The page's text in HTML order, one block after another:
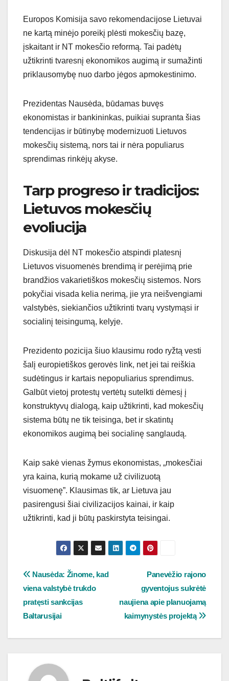
Europos Komisija savo rekomendacijose Lietuvai
ne kartą minėjo poreikį plėsti mokesčių bazę,
įskaitant ir NT mokesčio reformą. Tai padėtų
užtikrinti tvaresnį ekonomikos augimą ir sumažinti
priklausomybę nuo darbo jėgos apmokestinimo.
Prezidentas Nausėda, būdamas buvęs
ekonomistas ir bankininkas, puikiai supranta šias
tendencijas ir būtinybę modernizuoti Lietuvos
mokesčių sistemą, nors tai ir nėra populiarus
sprendimas rinkėjų akyse.
Tarp progreso ir tradicijos:
Lietuvos mokesčių
evoliucija
Diskusija dėl NT mokesčio atspindi platesnį
Lietuvos visuomenės brendimą ir perėjimą prie
brandžios vakarietiškos mokesčių sistemos. Nors
pokyčiai visada kelia nerimą, jie yra neišvengiami
valstybės, siekiančios užtikrinti tvarų vystymąsi ir
socialinį teisingumą, kelyje.
Prezidento pozicija šiuo klausimu rodo ryžtą vesti
šalį europietiškos gerovės link, net jei tai reiškia
sudėtingus ir kartais nepopuliarius sprendimus.
Galbūt vietoj protestų vertėtų sutelkti dėmesį į
konstruktyvų dialogą, kaip užtikrinti, kad mokesčių
sistema būtų ne tik teisinga, bet ir skatintų
ekonomikos augimą bei socialinę sanglaudą.
Kaip sakė vienas žymus ekonomistas, „mokesčiai
yra kaina, kurią mokame už civilizuotą
visuomenę”. Klausimas tik, ar Lietuva jau
pasirengusi šiai civilizacijos kainai, ir kaip
užtikrinti, kad ji būtų paskirstyta teisingai.
Navigacija
tarp
įrašų
Panevėžio rajono
gyventojus sukrėtė
naujiena apie planuojamą
kaimynystės projektą
Nausėda: Žinome, kad
viena valstybė trukdo
pratęsti sankcijas
Baltarusijai